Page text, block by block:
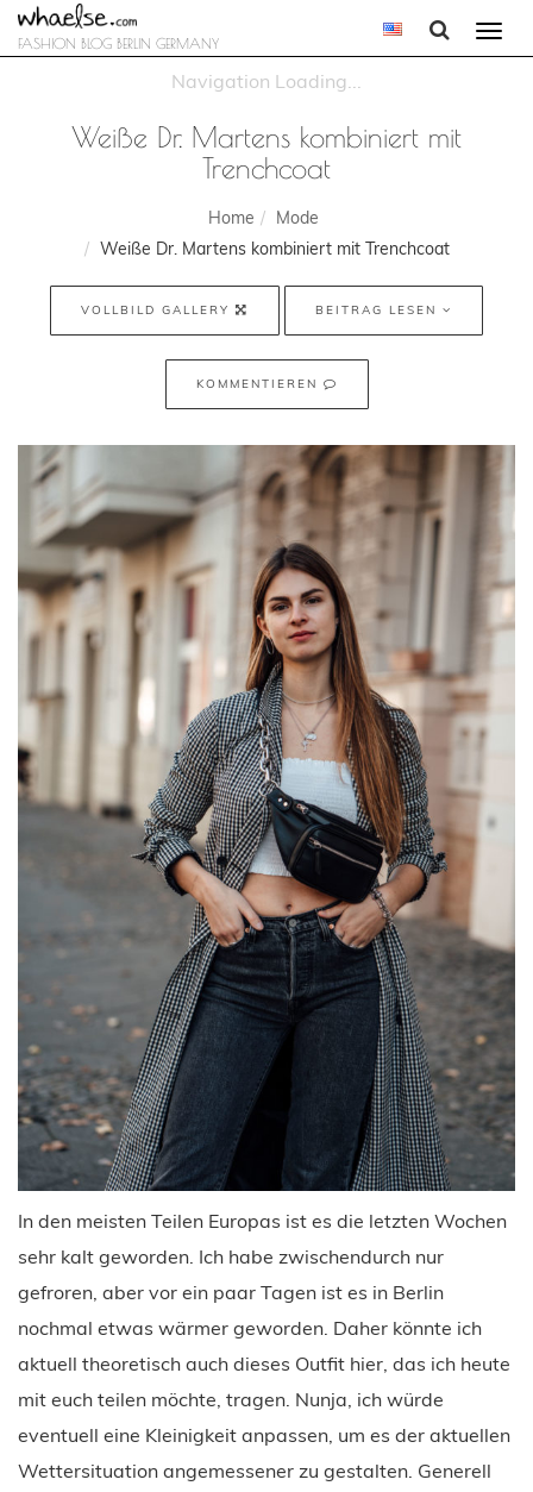
FASHION BLOG BERLIN GERMANY
Weiße Dr. Martens kombiniert mit
Trenchcoat
Home
Mode
Weiße Dr. Martens kombiniert mit Trenchcoat
VOLLBILD GALLERY BEITRAG LESEN
KOMMENTIEREN
In den meisten Teilen Europas ist es die letzten Wochen
sehr kalt geworden. Ich habe zwischendurch nur
gefroren, aber vor ein paar Tagen ist es in Berlin
nochmal etwas wärmer geworden. Daher könnte ich
aktuell theoretisch auch dieses Outfit hier, das ich heute
mit euch teilen möchte, tragen. Nunja, ich würde
eventuell eine Kleinigkeit anpassen, um es der aktuellen
Wettersituation angemessener zu gestalten. Generell